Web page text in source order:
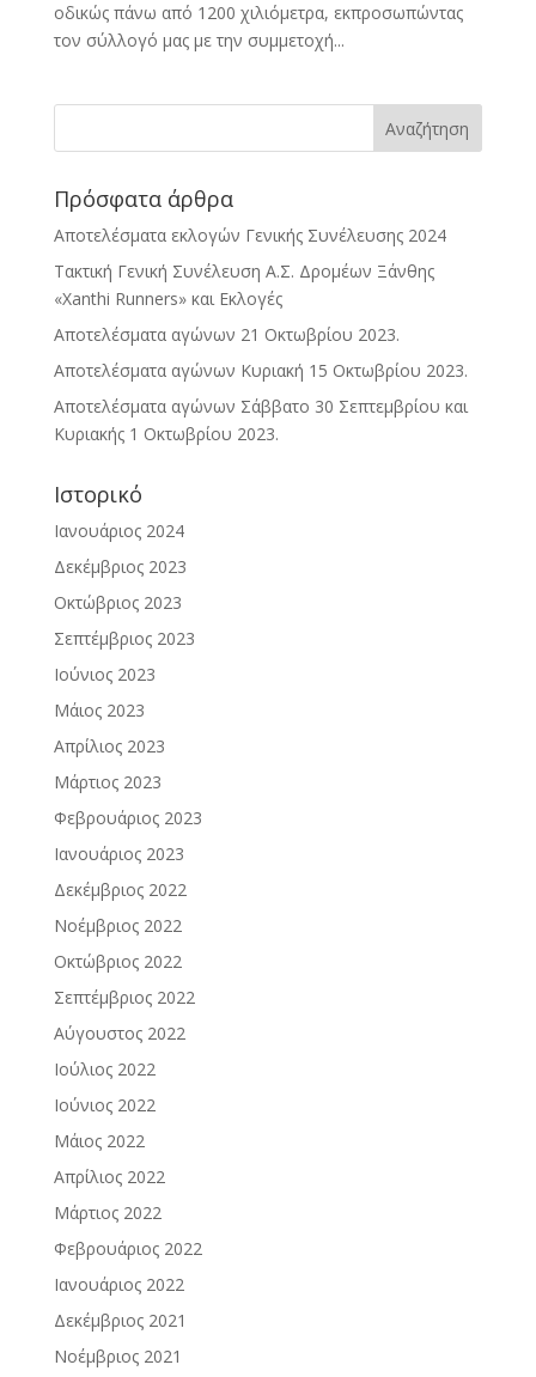
οδικώς πάνω από 1200 χιλιόμετρα, εκπροσωπώντας
τον σύλλογό μας με την συμμετοχή...
Πρόσφατα άρθρα
Αποτελέσματα εκλογών Γενικής Συνέλευσης 2024
Τακτική Γενική Συνέλευση Α.Σ. Δρομέων Ξάνθης
«Xanthi Runners» και Εκλογές
Αποτελέσματα αγώνων 21 Οκτωβρίου 2023.
Αποτελέσματα αγώνων Κυριακή 15 Οκτωβρίου 2023.
Αποτελέσματα αγώνων Σάββατο 30 Σεπτεμβρίου και
Κυριακής 1 Οκτωβρίου 2023.
Ιστορικό
Ιανουάριος 2024
Δεκέμβριος 2023
Οκτώβριος 2023
Σεπτέμβριος 2023
Ιούνιος 2023
Μάιος 2023
Απρίλιος 2023
Μάρτιος 2023
Φεβρουάριος 2023
Ιανουάριος 2023
Δεκέμβριος 2022
Νοέμβριος 2022
Οκτώβριος 2022
Σεπτέμβριος 2022
Αύγουστος 2022
Ιούλιος 2022
Ιούνιος 2022
Μάιος 2022
Απρίλιος 2022
Μάρτιος 2022
Φεβρουάριος 2022
Ιανουάριος 2022
Δεκέμβριος 2021
Νοέμβριος 2021